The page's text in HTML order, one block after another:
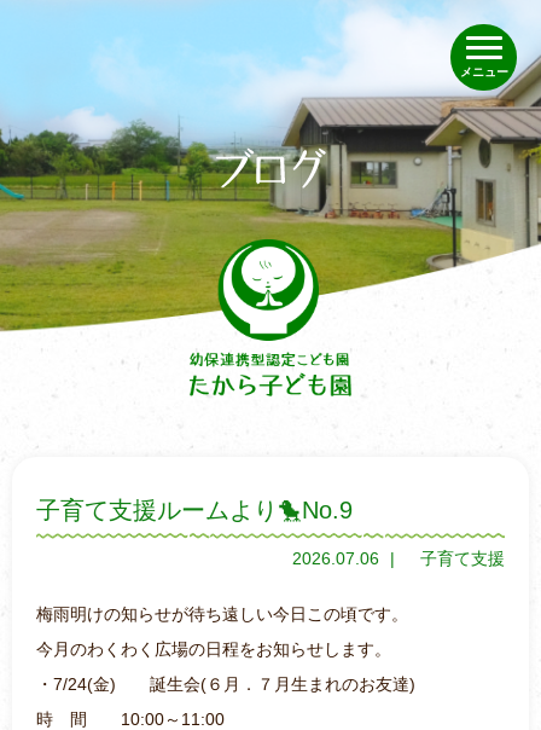
メニュー
子育て支援ルームより🐤No.9
2026.07.06 子育て支援
梅雨明けの知らせが待ち遠しい今日この頃です。
今月のわくわく広場の日程をお知らせします。
・7/24(金) 誕生会(６月．７月生まれのお友達)
時 間 10:00～11:00